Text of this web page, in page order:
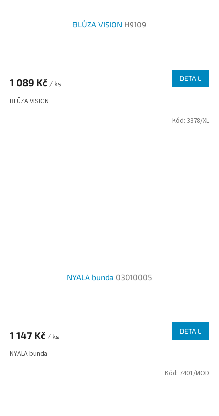
BLŮZA VISION H9109
1 089 Kč / ks
DETAIL
BLŮZA VISION
NYALA bunda 03010005
1 147 Kč / ks
DETAIL
NYALA bunda
Kód: 3378/XL
Kód: 7401/MOD